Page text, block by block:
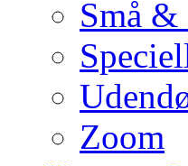
Små
Zoom